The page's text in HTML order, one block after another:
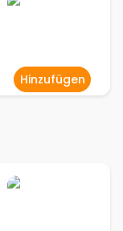
Hinzufügen